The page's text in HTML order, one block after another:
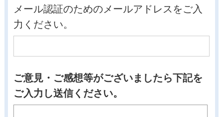
メール認証のためのメールアドレスをご入
力ください。
ご意見・ご感想等がございましたら下記を
ご入力し送信ください。